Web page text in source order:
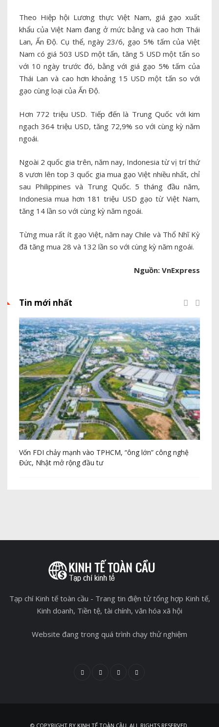
Theo Hiệp hội Lương thực Việt Nam, giá gạo xuất
khẩu của Việt Nam đang ở mức bằng và cao hơn Thái
Lan, Ấn Độ. Cụ thể, ngày 23/6, gạo 5% tấm của Việt
Nam có giá 503 USD một tấn, tăng 5 USD một tấn so
với 10 ngày trước đó, bằng với giá gạo 5% tấm của
Thái Lan và cao hơn khoảng 15 USD một tấn so với
gạo cùng loại của Ấn Độ.
Hơn 772 triệu USD. Tiếp đến là Trung Quốc với kim
ngạch 364 triệu USD, tăng 72,9% so với cùng kỳ năm
ngoái.
Ngoài 2 quốc gia trên, năm nay, Indonesia từ vị trí thứ
8 vươn lên top 3 quốc gia mua gạo Việt nhiều nhất, chỉ
sau Philippines và Trung Quốc. 5 tháng đầu năm,
Indonesia mua hơn 181 triệu USD gạo từ Việt Nam,
tăng 14 lần so với cùng kỳ năm ngoái.
Từng mua rất ít gạo Việt, năm nay Chile và Thổ Nhĩ Kỳ
đã tăng mua 28 và 132 lần so với cùng kỳ năm ngoái.
Nguồn: VnExpress
Tin mới nhất
Vốn FDI chảy mạnh vào TPHCM, “ông lớn” công nghệ
Đức, Nhật mở rộng đầu tư
Tạp chí Kinh tế toàn cầu - Trang tin điện tử tổng hợp Kinh tế,
Kinh doanh, Tiền tệ, tài chính, văn hóa xã hội
Website đang trong quá trình chạy thử nghiệm
© COPYRIGHT BY KINH TẾ TOÀN CẦU. ALL RIGHTS RESERVED.